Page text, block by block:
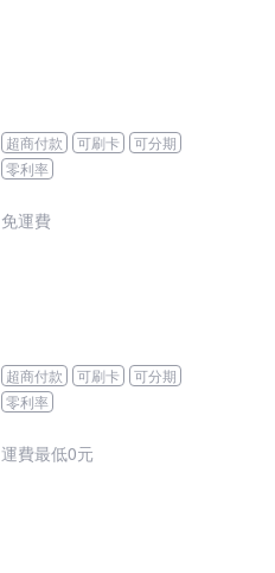
超商付款 可刷卡
可分期
零利率
免運費
超商付款 可刷卡
可分期
零利率
運費最低0元